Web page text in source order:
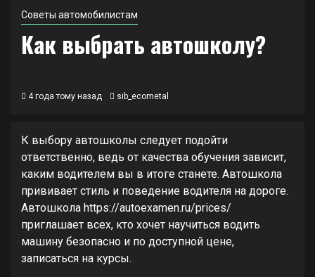
Советы автомобилистам
Как выбрать автошколу?
4 года тому назад sib_ecometal
К выбору автошколы следует подойти
ответственно, ведь от качества обучения зависит,
каким водителем вы в итоге станете. Автошкола
прививает стиль и поведение водителя на дороге.
Автошкола https://autoexamen.ru/prices/
приглашает всех, кто хочет научиться водить
машину безопасно и по доступной цене,
записаться на курсы.